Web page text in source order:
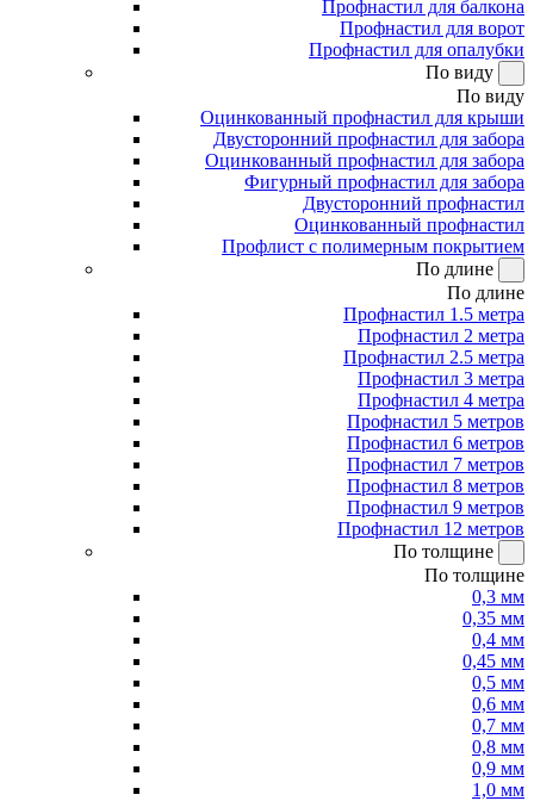
Профнастил для балкона
Профнастил для ворот
Профнастил для опалубки
По виду
По виду
Оцинкованный профнастил для крыши
Двусторонний профнастил для забора
Оцинкованный профнастил для забора
Фигурный профнастил для забора
Двусторонний профнастил
Оцинкованный профнастил
Профлист с полимерным покрытием
По длине
По длине
Профнастил 1.5 метра
Профнастил 2 метра
Профнастил 2.5 метра
Профнастил 3 метра
Профнастил 4 метра
Профнастил 5 метров
Профнастил 6 метров
Профнастил 7 метров
Профнастил 8 метров
Профнастил 9 метров
Профнастил 12 метров
По толщине
По толщине
0,3 мм
0,35 мм
0,4 мм
0,45 мм
0,5 мм
0,6 мм
0,7 мм
0,8 мм
0,9 мм
1,0 мм